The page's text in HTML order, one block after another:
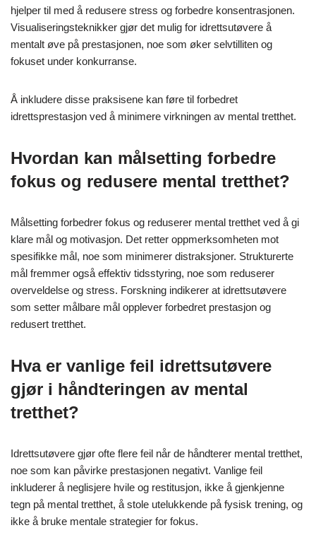
hjelper til med å redusere stress og forbedre konsentrasjonen.
Visualiseringsteknikker gjør det mulig for idrettsutøvere å
mentalt øve på prestasjonen, noe som øker selvtilliten og
fokuset under konkurranse.
Å inkludere disse praksisene kan føre til forbedret
idrettsprestasjon ved å minimere virkningen av mental tretthet.
Hvordan kan målsetting forbedre
fokus og redusere mental tretthet?
Målsetting forbedrer fokus og reduserer mental tretthet ved å gi
klare mål og motivasjon. Det retter oppmerksomheten mot
spesifikke mål, noe som minimerer distraksjoner. Strukturerte
mål fremmer også effektiv tidsstyring, noe som reduserer
overveldelse og stress. Forskning indikerer at idrettsutøvere
som setter målbare mål opplever forbedret prestasjon og
redusert tretthet.
Hva er vanlige feil idrettsutøvere
gjør i håndteringen av mental
tretthet?
Idrettsutøvere gjør ofte flere feil når de håndterer mental tretthet,
noe som kan påvirke prestasjonen negativt. Vanlige feil
inkluderer å neglisjere hvile og restitusjon, ikke å gjenkjenne
tegn på mental tretthet, å stole utelukkende på fysisk trening, og
ikke å bruke mentale strategier for fokus.